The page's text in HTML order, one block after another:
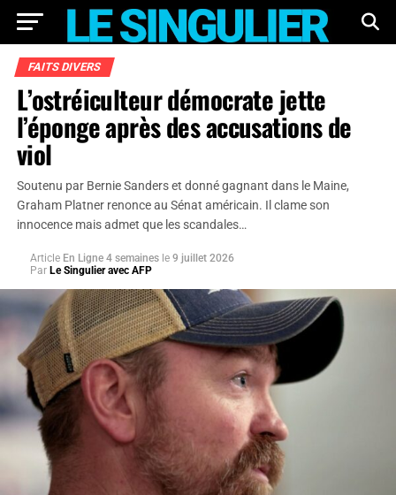
FAITS DIVERS
L’ostréiculteur démocrate jette
l’éponge après des accusations de
viol
Soutenu par Bernie Sanders et donné gagnant dans le Maine,
Graham Platner renonce au Sénat américain. Il clame son
innocence mais admet que les scandales…
Article En Ligne 4 semaines le 9 juillet 2026
Par Le Singulier avec AFP